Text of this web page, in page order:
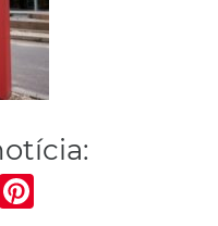
Gmail